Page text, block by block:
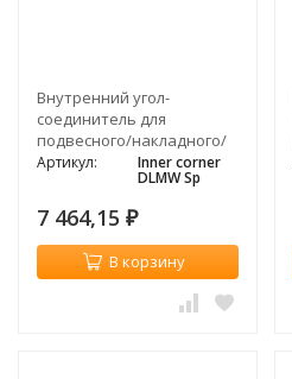
Внутренний угол-
соединитель для
подвесного/накладного/
встраиваемого
шинопровода, белый
Артикул: Inner corner
DLMW Sp
7 464,15 ₽
В корзину